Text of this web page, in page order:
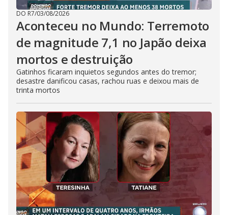
DO R7/03/08/2026
Aconteceu no Mundo: Terremoto
de magnitude 7,1 no Japão deixa
mortos e destruição
Gatinhos ficaram inquietos segundos antes do tremor;
desastre danificou casas, rachou ruas e deixou mais de
trinta mortos